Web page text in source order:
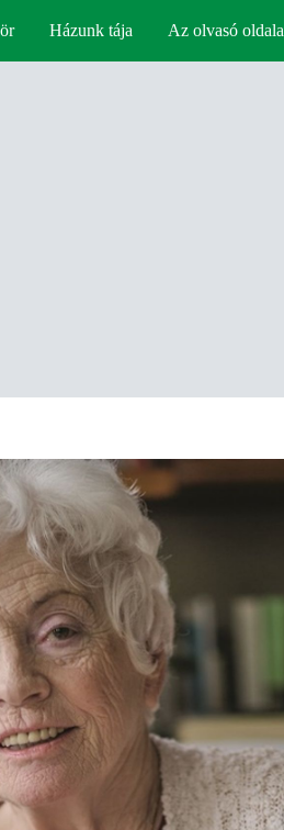
Házunk tája Az olvasó oldala